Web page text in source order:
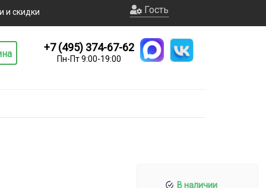
и скидки Гость
+7 (495) 374-67-62
Пн-Пт 9:00-19:00
В наличии